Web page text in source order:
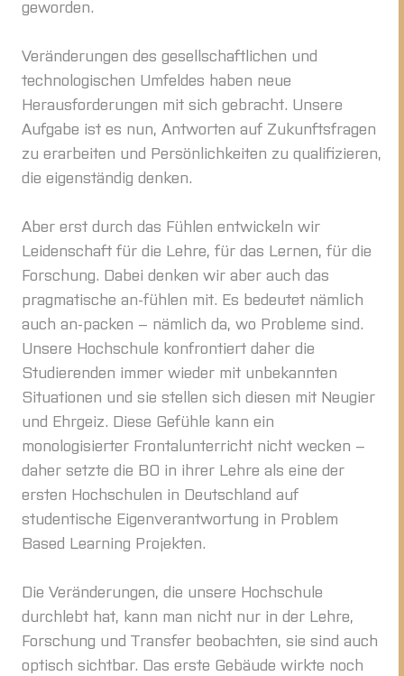
geworden.
Veränderungen des gesellschaftlichen und
technologischen Umfeldes haben neue
Herausforderungen mit sich gebracht. Unsere
Aufgabe ist es nun, Antworten auf Zukunftsfragen
zu erarbeiten und Persönlichkeiten zu qualifizieren,
die eigenständig denken.
Aber erst durch das Fühlen entwickeln wir
Leidenschaft für die Lehre, für das Lernen, für die
Forschung. Dabei denken wir aber auch das
pragmatische an-fühlen mit. Es bedeutet nämlich
auch an-packen – nämlich da, wo Probleme sind.
Unsere Hochschule konfrontiert daher die
Studierenden immer wieder mit unbekannten
Situationen und sie stellen sich diesen mit Neugier
und Ehrgeiz. Diese Gefühle kann ein
monologisierter Frontalunterricht nicht wecken –
daher setzte die BO in ihrer Lehre als eine der
ersten Hochschulen in Deutschland auf
studentische Eigenverantwortung in Problem
Based Learning Projekten.
Die Veränderungen, die unsere Hochschule
durchlebt hat, kann man nicht nur in der Lehre,
Forschung und Transfer beobachten, sie sind auch
optisch sichtbar. Das erste Gebäude wirkte noch